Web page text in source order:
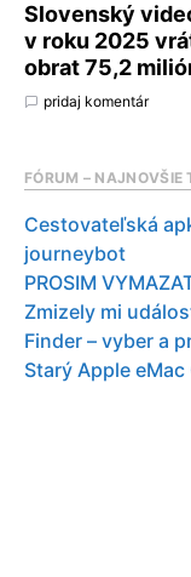
Slovenský
v roku 2025
obrat 75,2
pridaj komentár
FÓRUM – NAJNOVŠIE
Cestovateľská
journeybot
PROSIM
Zmizely mi
Finder – vyber a
Starý Apple